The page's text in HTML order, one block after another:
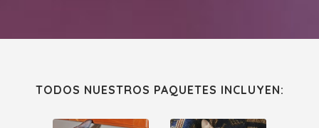
TODOS NUESTROS PAQUETES INCLUYEN: